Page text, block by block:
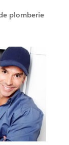
plomberie